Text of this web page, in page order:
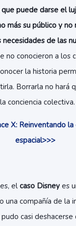
puede darse el
más su público y no
necesidades de las
no conocieron a los
la historia
Borrarla no hará
conciencia colectiva.
X: Reinventando
espacial>>>
el caso Disney es
una compañía de la
casi deshacerse